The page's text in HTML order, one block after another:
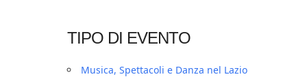
TIPO DI EVENTO
Musica, Spettacoli e Danza nel Lazio